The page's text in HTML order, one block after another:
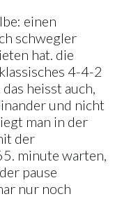
einen
schwegler
hat. die
4-4-2
heisst auch,
und nicht
man in der
der
minute warten,
pause
nur noch